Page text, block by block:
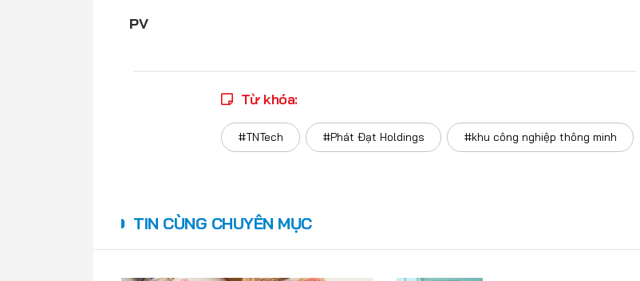
PV
Từ khóa:
#TNTech #Phát Đạt Holdings #khu công nghiệp thông minh
TIN CÙNG CHUYÊN MỤC